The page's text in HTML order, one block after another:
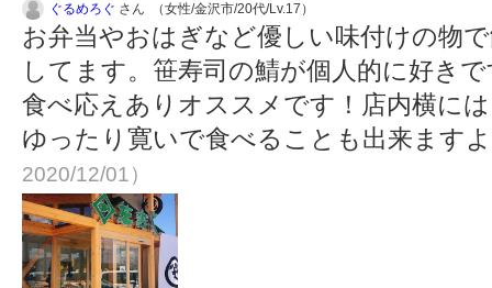
ぐるめろぐ さん （女性/金沢市/20代/Lv.17）
お弁当やおはぎなど優しい味付けの物
してます。笹寿司の鯖が個人的に好き
食べ応えありオススメです！店内横に
ゆったり寛いで食べることも出来ます
2020/12/01）